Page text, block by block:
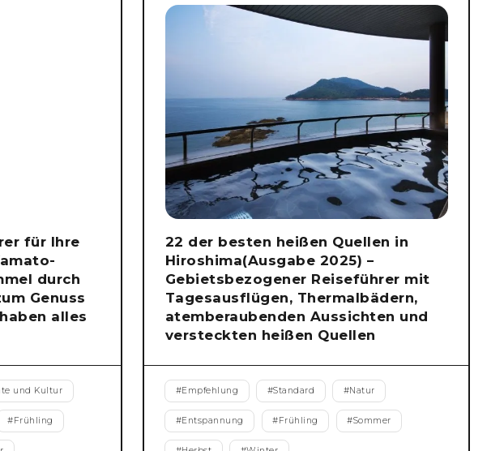
für Ihre
durch
Genuss
alles
und Kultur
#Frühling
22 der besten heißen Quellen in
Hiroshima(Ausgabe 2025) –
Gebietsbezogener Reiseführer mit
Tagesausflügen, Thermalbädern,
atemberaubenden Aussichten und
versteckten heißen Quellen
#Empfehlung #Standard #Natur
#Entspannung #Frühling #Sommer